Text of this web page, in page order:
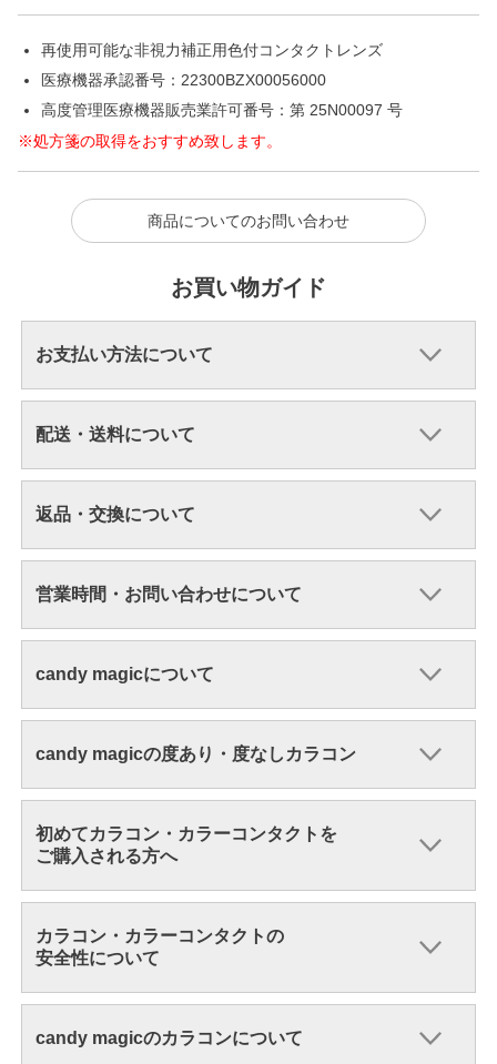
再使用可能な非視力補正用色付コンタクトレンズ
医療機器承認番号：22300BZX00056000
高度管理医療機器販売業許可番号：第 25N00097 号
※処方箋の取得をおすすめ致します。
商品についてのお問い合わせ
お買い物ガイド
お支払い方法について
配送・送料について
返品・交換について
営業時間・お問い合わせについて
candy magicについて
candy magicの度あり・度なしカラコン
初めてカラコン・カラーコンタクトを
ご購入される方へ
カラコン・カラーコンタクトの
安全性について
candy magicのカラコンについて